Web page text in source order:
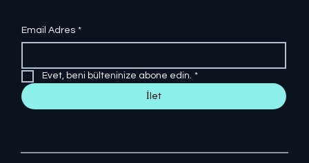
Email Adres *
Evet, beni bülteninize abone edin. *
İlet